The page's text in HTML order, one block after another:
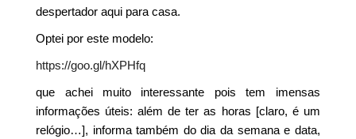
despertador aqui para casa.
Optei por este modelo:
https://goo.gl/hXPHfq
que achei muito interessante pois tem imensas
informações úteis: além de ter as horas [claro, é um
relógio…], informa também do dia da semana e data,